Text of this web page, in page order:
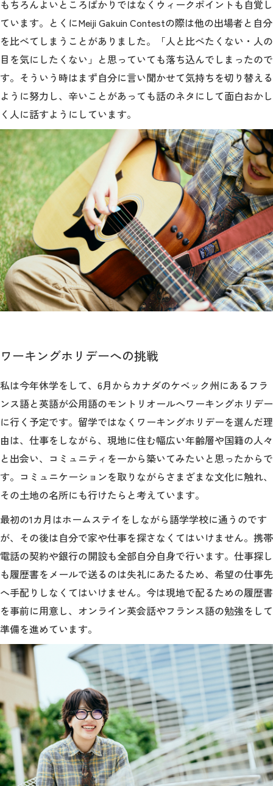
もちろんよいところばかりではなくウィークポイントも自覚し
ています。とくにMeiji Gakuin Contestの際は他の出場者と自分
を比べてしまうことがありました。「人と比べたくない・人の
目を気にしたくない」と思っていても落ち込んでしまったので
す。そういう時はまず自分に言い聞かせて気持ちを切り替える
ように努力し、辛いことがあっても話のネタにして面白おかし
く人に話すようにしています。
ワーキングホリデーへの挑戦
私は今年休学をして、6月からカナダのケベック州にあるフラ
ンス語と英語が公用語のモントリオールへワーキングホリデー
に行く予定です。留学ではなくワーキングホリデーを選んだ理
由は、仕事をしながら、現地に住む幅広い年齢層や国籍の人々
と出会い、コミュニティを一から築いてみたいと思ったからで
す。コミュニケーションを取りながらさまざまな文化に触れ、
その土地の名所にも行けたらと考えています。
最初の1カ月はホームステイをしながら語学学校に通うのです
が、その後は自分で家や仕事を探さなくてはいけません。携帯
電話の契約や銀行の開設も全部自分自身で行います。仕事探し
も履歴書をメールで送るのは失礼にあたるため、希望の仕事先
へ手配りしなくてはいけません。今は現地で配るための履歴書
を事前に用意し、オンライン英会話やフランス語の勉強をして
準備を進めています。